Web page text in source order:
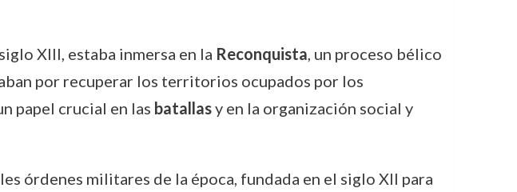
XIII, estaba inmersa en la Reconquista, un proceso bélico
por recuperar los territorios ocupados por los
papel crucial en las batallasy en la organización social y
órdenes militares de la época, fundada en el siglo XII para